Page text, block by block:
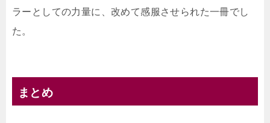
ラーとしての力量に、改めて感服させられた一冊でし
た。
まとめ